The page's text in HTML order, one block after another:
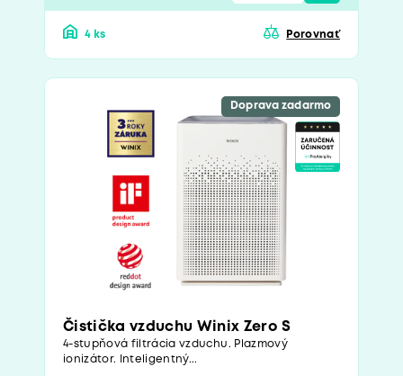
4 ks Porovnať
Doprava zadarmo
Čistička vzduchu Winix Zero S
4-stupňová filtrácia vzduchu. Plazmový
ionizátor. Inteligentný...